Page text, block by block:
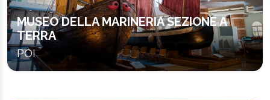
MUSEO DELLA MARINERIA SEZIONE A
TERRA
POI